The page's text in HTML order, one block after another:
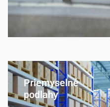
Priemyselné
podlahy